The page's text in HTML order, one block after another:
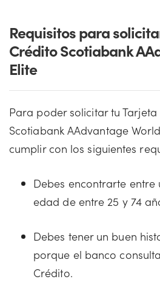
Requisitos para
Crédito Scotiabank
Elite
Para poder solicitar tu
Scotiabank AAdvantage
cumplir con los siguientes
Debes encontrarte
edad de entre 25 y 74
Debes tener un buen
porque el banco
Crédito.